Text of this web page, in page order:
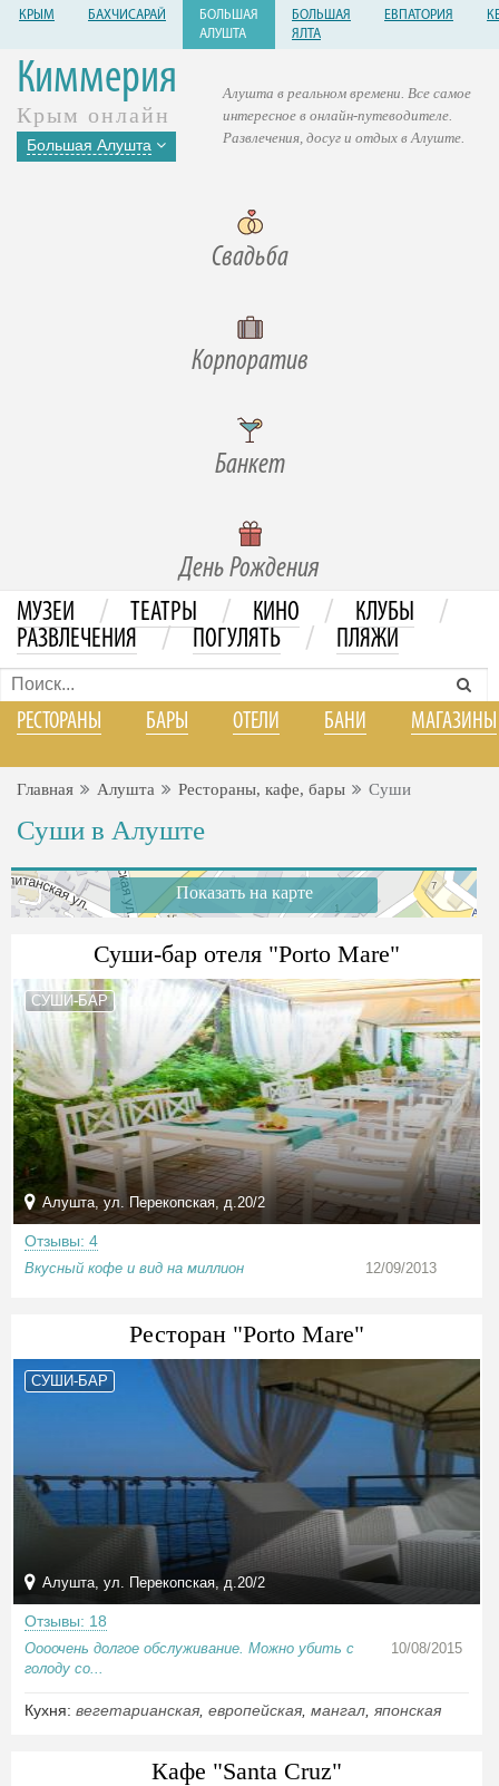
КРЫМ БАХЧИСАРАЙ
БОЛЬШАЯ
АЛУШТА
БОЛЬШАЯ
ЯЛТА
ЕВПАТОРИЯ
Киммерия
Крым онлайн
Большая Алушта
Свадьба
Корпоратив
Банкет
День Рождения
Алушта в реальном времени. Все самое
интересное в онлайн-путеводителе.
Развлечения, досуг и отдых в Алуште.
МУЗЕИ / ТЕАТРЫ / КИНО / КЛУБЫ /
РАЗВЛЕЧЕНИЯ / ПОГУЛЯТЬ / ПЛЯЖИ
РЕСТОРАНЫ БАРЫ ОТЕЛИ БАНИ МАГАЗИНЫ
Главная Алушта Рестораны, кафе, бары Суши
Суши в Алуште
Показать на карте
Суши-бар отеля "Porto Mare"
СУШИ-БАР
Алушта, ул. Перекопская, д.20/2
Отзывы: 4
Вкусный кофе и вид на миллион 12/09/2013
Ресторан "Porto Mare"
СУШИ-БАР
Алушта, ул. Перекопская, д.20/2
Отзывы: 18
Оооочень долгое обслуживание. Можно убить с
голоду со...
10/08/2015
Кухня: вегетарианская европейская мангал японская
Кафе "Santa Cruz"